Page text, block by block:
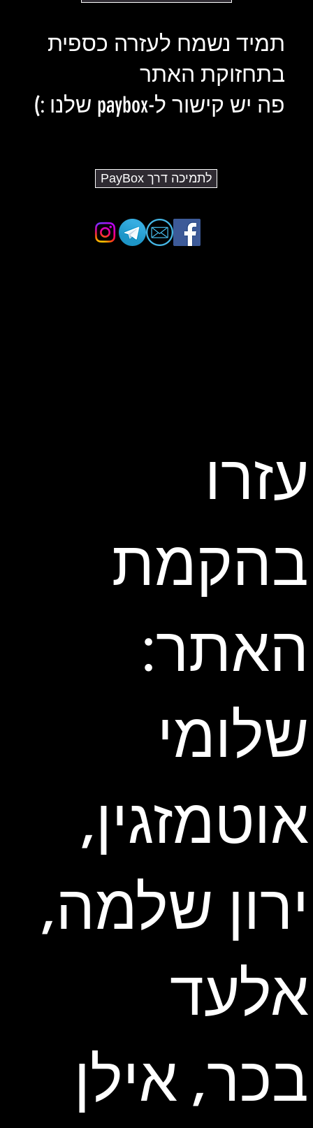
עזרו
בהקמת
האתר:
שלומי
אוטמזגין,
ירון שלמה,
אלעד
בכר, אילן
תמיד נשמח לעזרה כספית
בתחזוקת האתר
פה יש קישור ל-paybox שלנו :)
לתמיכה דרך PayBox